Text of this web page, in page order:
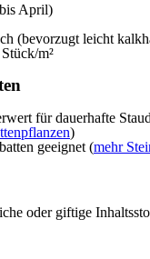
April)
(bevorzugt leicht
m²
für dauerhafte
)
geeignet (mehr
oder giftige